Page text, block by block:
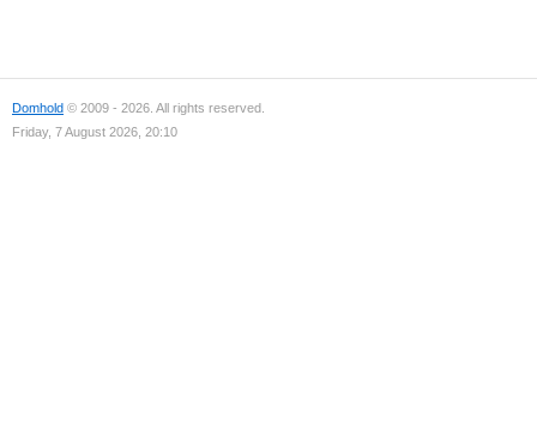
Domhold © 2009 - 2026. All rights reserved.
Friday, 7 August 2026, 20:10